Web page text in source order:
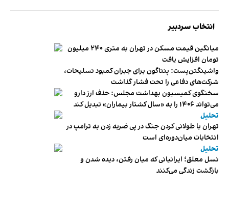
انتخاب سردبیر
میانگین قیمت مسکن در تهران به متری ۲۴۰ میلیون
تومان افزایش یافت
واشینگتن‌پست: پنتاگون برای جبران کمبود تسلیحات،
شرکت‌های دفاعی را تحت فشار گذاشت
سخنگوی کمیسیون بهداشت مجلس: حذف ارز دارو
می‌تواند ۱۴۰۶ را به «سال کشتار بیماران» تبدیل کند
تحلیل
تهران با طولانی کردن جنگ در پی ضربه زدن به ترامپ در
انتخابات میان‌دوره‌ای است
تحلیل
نسل معلق؛ ایرانیانی که میان رفتن، دیده شدن و
بازگشت زندگی می‌کنند